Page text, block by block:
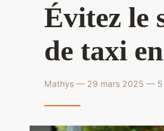
Évitez le
de taxi
Mathys — 29 mars 2025 — 5